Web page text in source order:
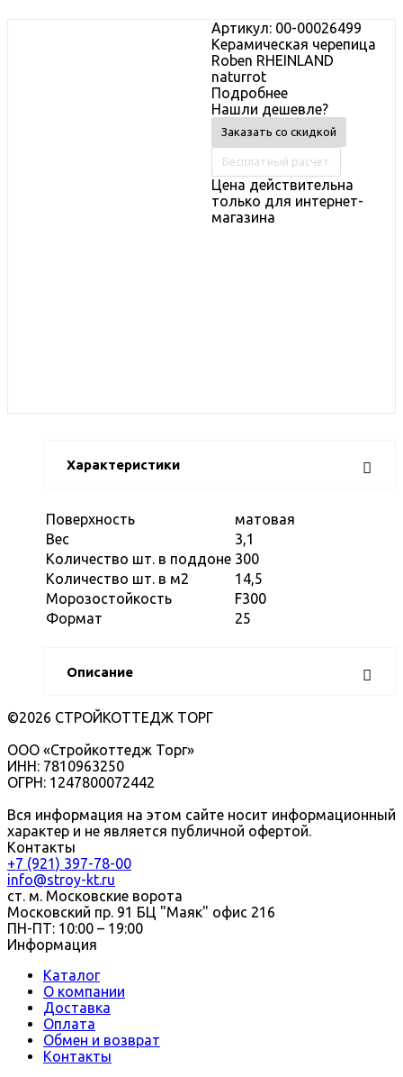
Артикул: 00-00026499
Керамическая черепица
Roben RHEINLAND
naturrot
Подробнее
Нашли дешевле?
Заказать со скидкой
Бесплатный расчет
Цена действительна
только для интернет-
магазина
Характеристики
Поверхность
матовая
Вес
3,1
Количество шт. в поддоне 300
Количество шт. в м2
14,5
Морозостойкость
F300
Формат
25
Описание
©2026 СТРОЙКОТТЕДЖ ТОРГ
ООО «Стройкоттедж Торг»
ИНН: 7810963250
ОГРН: 1247800072442
Вся информация на этом сайте носит информационный
характер и не является публичной офертой.
Контакты
+7 (921) 397-78-00
info@stroy-kt.ru
ст. м. Московские ворота
Московский пр. 91 БЦ "Маяк" офис 216
ПН-ПТ: 10:00 – 19:00
Информация
Каталог
О компании
Доставка
Оплата
Обмен и возврат
Контакты